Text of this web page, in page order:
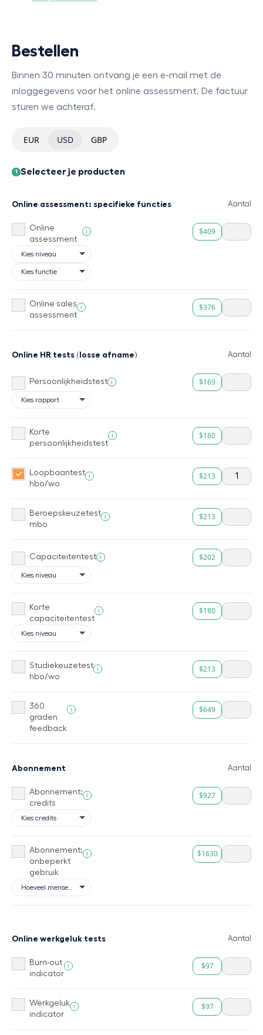
Bestellen
Binnen 30 minuten ontvang je een e-mail met de
inloggegevens voor het online assessment. De factuur
sturen we achteraf.
EUR USD GBP
1 Selecteer je producten
Online assessment: specifieke functies Aantal
Online
assessment
i $409
Online sales
assessment
i $376
Online HR tests (losse afname) Aantal
Persoonlijkheidstest i $169
Korte
persoonlijkheidstest
i $180
Loopbaantest
hbo/wo
i $213
Beroepskeuzetest
mbo
i $213
Capaciteitentest i $202
Korte
capaciteitentest
i $180
Studiekeuzetest
hbo/wo
i $213
360
graden
feedback
i $649
Abonnement Aantal
Abonnement:
credits
i $927
Abonnement:
onbeperkt
gebruik
i $1630
Online werkgeluk tests Aantal
Burn-out
indicator
i $97
Werkgeluk
indicator
i $97